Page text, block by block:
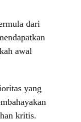
dari
awal
yang
kritis.